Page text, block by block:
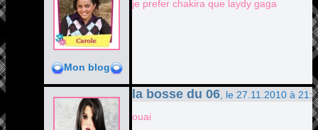
Mon blog
je prefer chakira que laydy gaga
la bosse du 06 , le 27.11.2010 à
ouai